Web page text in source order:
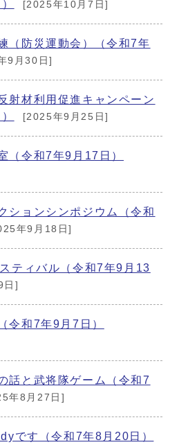
[2025年10月7日]
（防災運動会）（令和7年
9月30日]
射材利用促進キャンペーン
[2025年9月25日]
（令和7年9月17日）
ションシンポジウム（令和
年9月18日]
ティバル（令和7年9月13
日]
令和7年9月7日）
話と武将隊ゲーム（令和7
年8月27日]
です（令和7年8月20日）